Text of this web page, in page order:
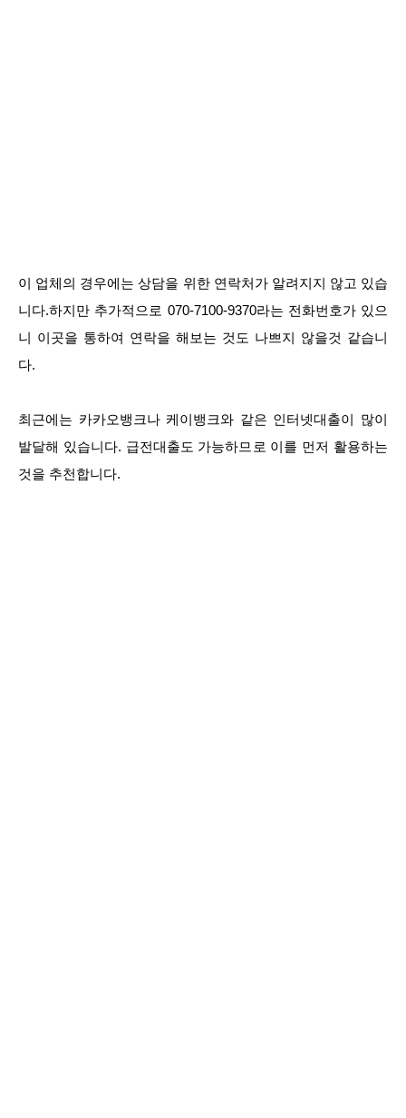
이 업체의 경우에는 상담을 위한 연락처가 알려지지 않고 있습
니다.하지만 추가적으로 070-7100-9370라는 전화번호가 있으
니 이곳을 통하여 연락을 해보는 것도 나쁘지 않을것 같습니
다.
최근에는 카카오뱅크나 케이뱅크와 같은 인터넷대출이 많이
발달해 있습니다. 급전대출도 가능하므로 이를 먼저 활용하는
것을 추천합니다.